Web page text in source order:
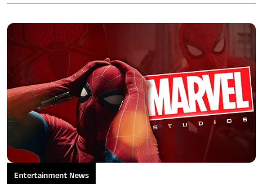
Entertainment News